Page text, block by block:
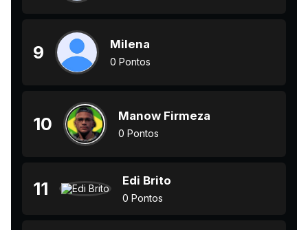
9 Milena
0 Pontos
10 Manow Firmeza
0 Pontos
11 Edi Brito
0 Pontos